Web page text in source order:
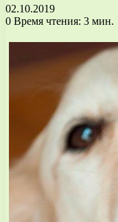
02.10.2019
0 Время чтения: 3 мин.